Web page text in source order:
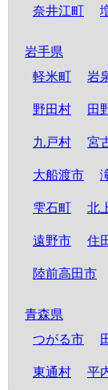
奈井江町
岩手県
軽米町
岩
野田村 田
九戸村 宮
大船渡市
雫石町 北
遠野市 住
陸前高田市
青森県
つがる市
東通村 平